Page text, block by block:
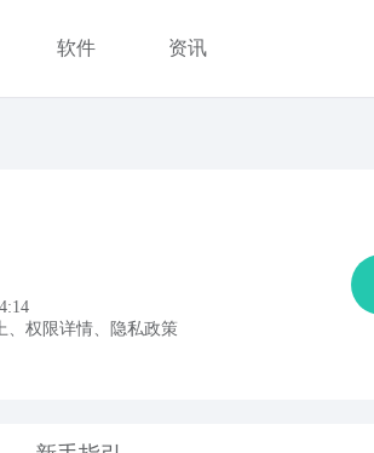
软件 资讯
、 权限详情、 隐私政策